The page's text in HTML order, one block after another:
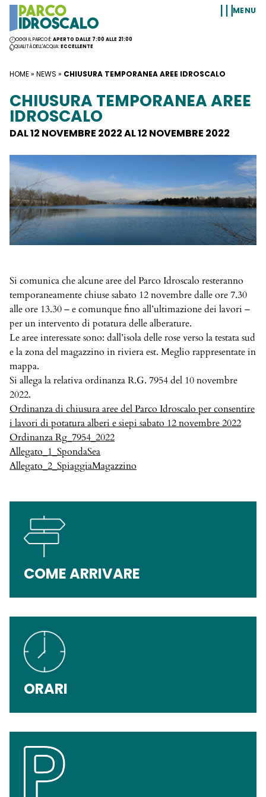
Vai al contenuto
OGGI IL PARCO È:APERTO DALLE 7:00 ALLE 21:00
QUALITÀ DELL'ACQUA:ECCELLENTE
MENU
HOME» NEWS » CHIUSURA TEMPORANEA AREE IDROSCALO
CHIUSURA TEMPORANEA AREE
IDROSCALO
DAL 12 NOVEMBRE 2022 AL 12 NOVEMBRE 2022
Si comunica che alcune aree del Parco Idroscalo resteranno
temporaneamente chiuse sabato 12 novembre dalle ore 7.30
alle ore 13.30 – e comunque fino all’ultimazione dei lavori –
per un intervento di potatura delle alberature.
Le aree interessate sono: dall’isola delle rose verso la testata sud
e la zona del magazzino in riviera est. Meglio rappresentate in
mappa.
Si allega la relativa ordinanza R.G. 7954 del 10 novembre
2022.
Ordinanza di chiusura aree del Parco Idroscalo per consentire
i lavori di potatura alberi e siepi sabato 12 novembre 2022
Ordinanza Rg_7954_2022
Allegato_1_SpondaSea
Allegato_2_SpiaggiaMagazzino
COME ARRIVARE
ORARI